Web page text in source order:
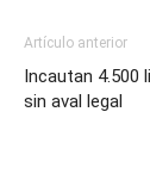
Artículo anterior
Incautan
sin aval legal